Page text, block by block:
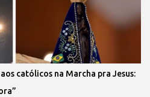
católicos na Marcha pra Jesus: